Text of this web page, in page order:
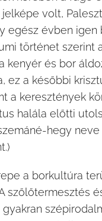
volt,
egész évben igen
történet szerint
kenyér és bor
ez a későbbi
a keresztények
halála előtti
hegy
a borkultúra
szőlőtermesztés
gyakran